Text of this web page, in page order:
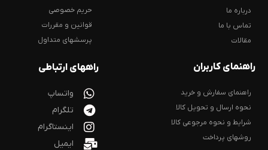
درباره ما
تماس با ما
مقالات
حریم خصوصی
قوانین و مقررات
پرسشهای متداول
راهنمای کاربران
راهنمای سفارش و خرید
نحوه ارسال و تحویل کالا
شرایط و نحوه مرجوعی کالا
روشهای پرداخت
راههای ارتباطی
واتساپ
تلگرام
اینستاگرام
ایمیل